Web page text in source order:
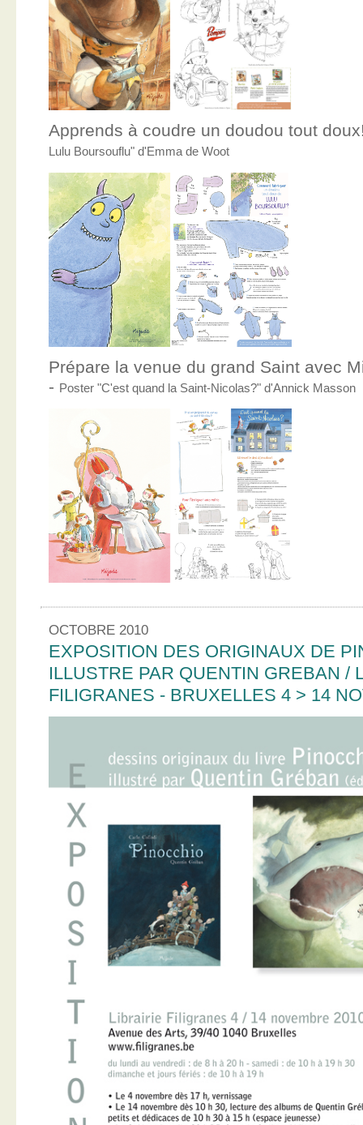
Apprends à coudre un doudou tout
Lulu Boursouflu" d'Emma de Woot
Prépare la venue du grand Saint avec
- Poster "C'est quand la Saint-Nicolas?" d'Annick Masson
OCTOBRE 2010
EXPOSITION DES ORIGINAUX DE
ILLUSTRE PAR QUENTIN GREBAN /
FILIGRANES - BRUXELLES 4 > 14